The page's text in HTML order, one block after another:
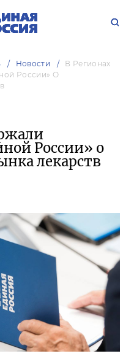
Новости
В Регионах
России» О
России» о
лекарств